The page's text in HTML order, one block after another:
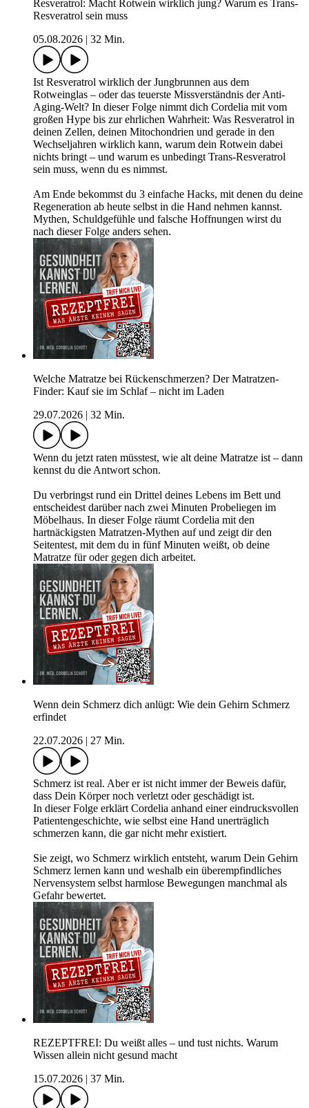
Resveratrol: Macht Rotwein wirklich jung? Warum es Trans-
Resveratrol sein muss
05.08.2026
32 Min.
Ist Resveratrol wirklich der Jungbrunnen aus dem
Rotweinglas – oder das teuerste Missverständnis der Anti-
Aging-Welt? In dieser Folge nimmt dich Cordelia mit vom
großen Hype bis zur ehrlichen Wahrheit: Was Resveratrol in
deinen Zellen, deinen Mitochondrien und gerade in den
Wechseljahren wirklich kann, warum dein Rotwein dabei
nichts bringt – und warum es unbedingt Trans-Resveratrol
sein muss, wenn du es nimmst.
Am Ende bekommst du 3 einfache Hacks, mit denen du deine
Regeneration ab heute selbst in die Hand nehmen kannst.
Mythen, Schuldgefühle und falsche Hoffnungen wirst du
nach dieser Folge anders sehen.
Welche Matratze bei Rückenschmerzen? Der Matratzen-
Finder: Kauf sie im Schlaf – nicht im Laden
29.07.2026
32 Min.
Wenn du jetzt raten müsstest, wie alt deine Matratze ist – dann
kennst du die Antwort schon.
Du verbringst rund ein Drittel deines Lebens im Bett und
entscheidest darüber nach zwei Minuten Probeliegen im
Möbelhaus. In dieser Folge räumt Cordelia mit den
hartnäckigsten Matratzen-Mythen auf und zeigt dir den
Seitentest, mit dem du in fünf Minuten weißt, ob deine
Matratze für oder gegen dich arbeitet.
Wenn dein Schmerz dich anlügt: Wie dein Gehirn Schmerz
erfindet
22.07.2026
27 Min.
Schmerz ist real. Aber er ist nicht immer der Beweis dafür,
dass Dein Körper noch verletzt oder geschädigt ist.
In dieser Folge erklärt Cordelia anhand einer eindrucksvollen
Patientengeschichte, wie selbst eine Hand unerträglich
schmerzen kann, die gar nicht mehr existiert.
Sie zeigt, wo Schmerz wirklich entsteht, warum Dein Gehirn
Schmerz lernen kann und weshalb ein überempfindliches
Nervensystem selbst harmlose Bewegungen manchmal als
Gefahr bewertet.
REZEPTFREI: Du weißt alles – und tust nichts. Warum
Wissen allein nicht gesund macht
15.07.2026
37 Min.